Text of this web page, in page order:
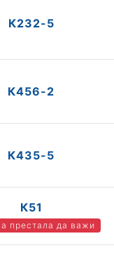
К232-5
К456-2
К435-5
К51
престала да важи